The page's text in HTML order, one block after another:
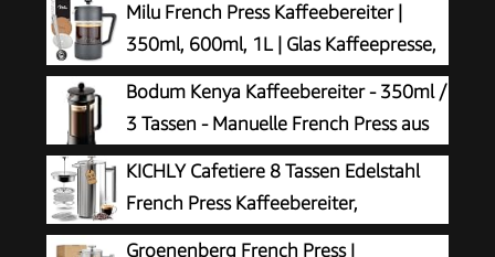
Milu French Press Kaffeebereiter |
350ml, 600ml, 1L | Glas Kaffeepresse,
Kaffeezubereiter für Zuhause Reisen
Camping inkl. Untersetzer, Löffel, Ersatzfilter
(Schwarz, 350ml (2 Tassen)
Bodum Kenya Kaffeebereiter - 350ml /
3 Tassen - Manuelle French Press aus
Borosilikatglas und Edelstahl -
Spülmaschinenfest - Made in Portugal
KICHLY Cafetiere 8 Tassen Edelstahl
French Press Kaffeebereiter,
Kaffeepresse mit 3 Stufen
Groenenberg French Press I